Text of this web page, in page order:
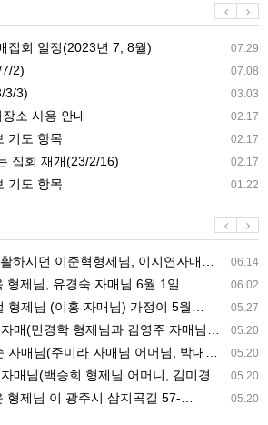
07.29
집회 일정(2023년 7, 8월)
07.08
2)
03.03
3/3)
02.17
소 사용 안내
02.17
기도 항목
02.17
집회 재개(23/2/16)
01.22
기도 항목
06.14
시던 이준혁형제님, 이지연자매님가…
06.02
형제님, 유경숙 자매님 6월 1일…
05.27
형제님 (이홍 자매님) 가정이 5월…
05.20
(민경학 형제님과 김영주 자매님의…
05.20
자매님(주미라 자매님 어머님, 박대…
05.20
매님(백승희 형제님 어머니, 김미경…
05.20
형제님 이 광주시 삼지곡길 57-…